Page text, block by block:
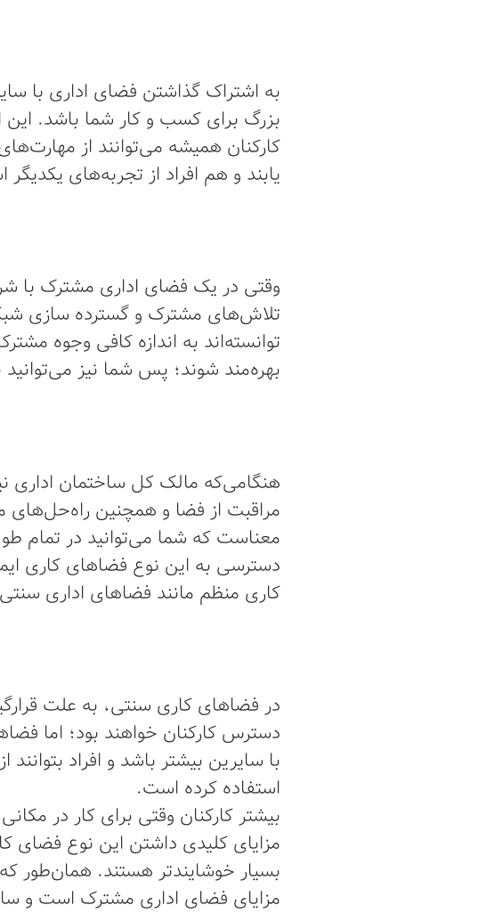
به اشتراک گذاشتن فضای اداری با
بزرگ برای کسب و کار شما باشد.
کارکنان همیشه می‌توانند از
یابند و هم افراد از تجربه‌های یکدیگر
وقتی در یک فضای اداری مشترک با
توانسته‌اند به اندازه کافی وجوه
بهره‌مند شوند؛ پس شما نیز می‌توانید
هنگامی‌که مالک کل ساختمان اداری
مراقبت از فضا و همچنین راه‌حل‌های
معناست که شما می‌توانید در تمام
دسترسی به این نوع فضاهای کاری
کاری منظم مانند فضاهای اداری سنتی
در فضاهای کاری سنتی، به علت
دسترس کارکنان خواهند بود؛ اما
استفاده کرده است.
بیشتر کارکنان وقتی برای کار در
مزایای کلیدی داشتن این نوع فضای
بسیار خوشایندتر هستند. همان‌طور
مزایای فضای اداری مشترک است و